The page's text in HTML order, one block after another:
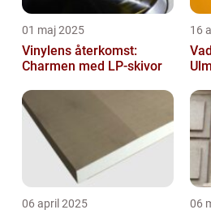
01 maj 2025
Vinylens återkomst:
Charmen med LP-skivor
16
06 april 2025 06